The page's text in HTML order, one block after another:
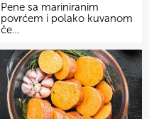
Pene sa mariniranim
povrćem i polako kuvanom
če…